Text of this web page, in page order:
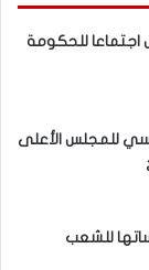
اجتماعا للحكومة
للمجلس الأعلى
للشعب